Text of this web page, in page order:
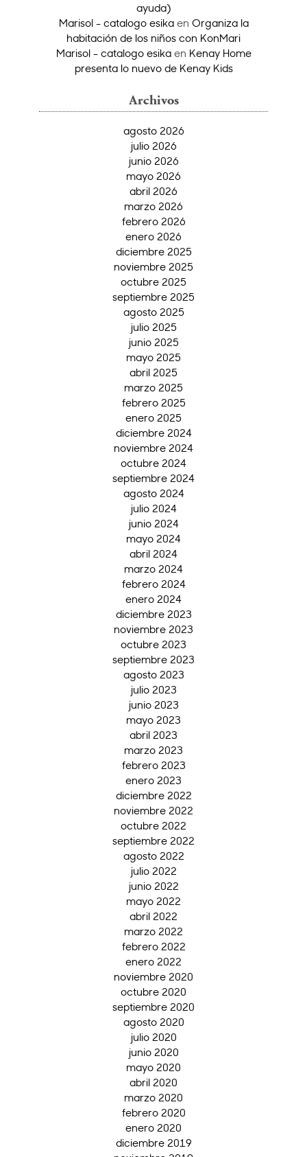
ayuda)
Marisol - catalogo esikaen Organiza la
habitación de los niños con KonMari
Marisol - catalogo esikaen Kenay Home
presenta lo nuevo de Kenay Kids
Archivos
agosto 2026
julio 2026
junio 2026
mayo 2026
abril 2026
marzo 2026
febrero 2026
enero 2026
diciembre 2025
noviembre 2025
octubre 2025
septiembre 2025
agosto 2025
julio 2025
junio 2025
mayo 2025
abril 2025
marzo 2025
febrero 2025
enero 2025
diciembre 2024
noviembre 2024
octubre 2024
septiembre 2024
agosto 2024
julio 2024
junio 2024
mayo 2024
abril 2024
marzo 2024
febrero 2024
enero 2024
diciembre 2023
noviembre 2023
octubre 2023
septiembre 2023
agosto 2023
julio 2023
junio 2023
mayo 2023
abril 2023
marzo 2023
febrero 2023
enero 2023
diciembre 2022
noviembre 2022
octubre 2022
septiembre 2022
agosto 2022
julio 2022
junio 2022
mayo 2022
abril 2022
marzo 2022
febrero 2022
enero 2022
noviembre 2020
octubre 2020
septiembre 2020
agosto 2020
julio 2020
junio 2020
mayo 2020
abril 2020
marzo 2020
febrero 2020
enero 2020
diciembre 2019